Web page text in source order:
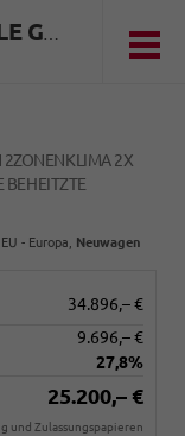
HUBER AUTOMOBILE GMBH
2ZONENKLIMA 2X
BEHEITZTE
- Europa, Neuwagen
34.896,– €
9.696,– €
27,8%
25.200,– €
und Zulassungspapieren